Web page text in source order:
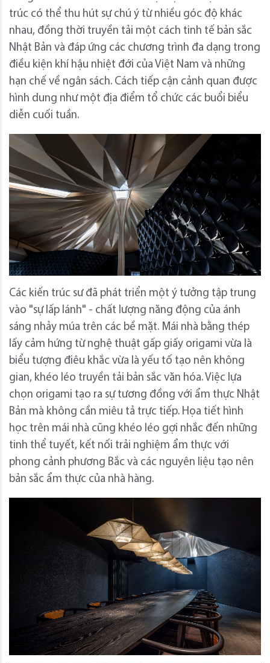
trúc có thể thu hút sự chú ý từ nhiều góc độ khác
nhau, đồng thời truyền tải một cách tinh tế bản sắc
Nhật Bản và đáp ứng các chương trình đa dạng trong
điều kiện khí hậu nhiệt đới của Việt Nam và những
hạn chế về ngân sách. Cách tiếp cận cảnh quan được
hình dung như một địa điểm tổ chức các buổi biểu
diễn cuối tuần.
Các kiến ​​trúc sư đã phát triển một ý tưởng tập trung
vào "sự lấp lánh" - chất lượng năng động của ánh
sáng nhảy múa trên các bề mặt. Mái nhà bằng thép
lấy cảm hứng từ nghệ thuật gấp giấy origami vừa là
biểu tượng điêu khắc vừa là yếu tố tạo nên không
gian, khéo léo truyền tải bản sắc văn hóa. Việc lựa
chọn origami tạo ra sự tương đồng với ẩm thực Nhật
Bản mà không cần miêu tả trực tiếp. Họa tiết hình
học trên mái nhà cũng khéo léo gợi nhắc đến những
tinh thể tuyết, kết nối trải nghiệm ẩm thực với
phong cảnh phương Bắc và các nguyên liệu tạo nên
bản sắc ẩm thực của nhà hàng.